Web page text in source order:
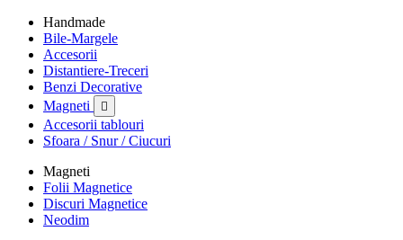
Handmade
Bile-Margele
Accesorii
Distantiere-Treceri
Benzi Decorative
Magneti

Accesorii tablouri
Sfoara / Snur / Ciucuri
Magneti
Folii Magnetice
Discuri Magnetice
Neodim